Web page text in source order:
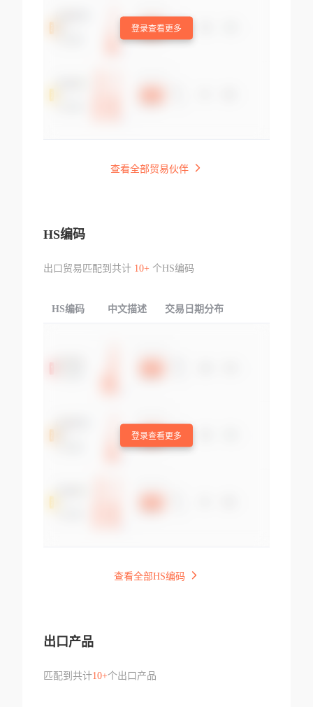
登录查看更多
查看全部贸易伙伴
HS编码
出口贸易匹配到共计 10+个HS编码
HS编码 中文描述 交易日期分布
登录查看更多
查看全部HS编码
出口产品
匹配到共计10+个出口产品